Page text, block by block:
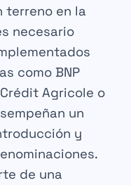
terreno en la
necesario
como BNP
Agricole o
un
y
de una